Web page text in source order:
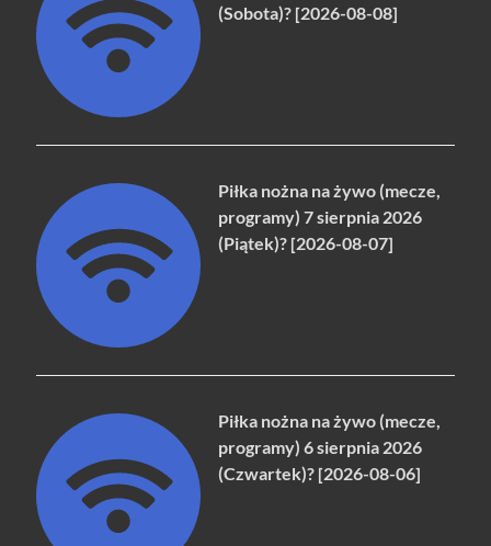
(Sobota)? [2026-08-08]
Piłka nożna na żywo (mecze,
programy) 7 sierpnia 2026
(Piątek)? [2026-08-07]
Piłka nożna na żywo (mecze,
programy) 6 sierpnia 2026
(Czwartek)? [2026-08-06]